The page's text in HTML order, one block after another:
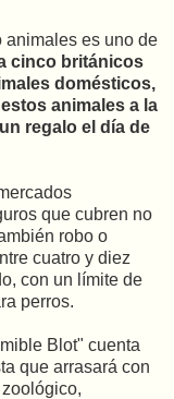
animales es uno de
cinco británicos
domésticos,
animales a la
regalo el día de
que cubren no
robo o
cuatro y diez
con un límite de
perros.
Blot" cuenta
que arrasará con